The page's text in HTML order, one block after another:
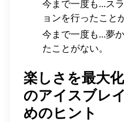
今まで一度も...ス
ョンを行ったこと
今まで一度も...夢
たことがない。
楽しさを最大
のアイスブレ
めのヒント